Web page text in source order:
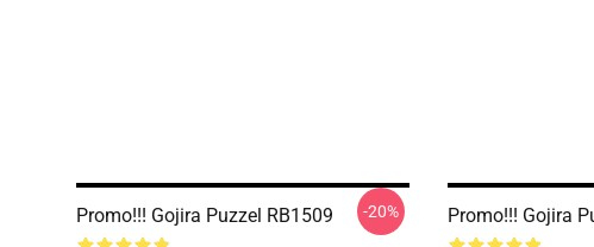
Promo!!! Gojira Puzzel RB1509 -20% Promo!!! Gojira